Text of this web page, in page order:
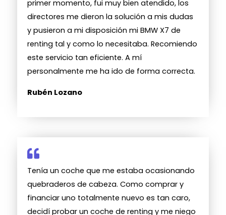
primer momento, fui muy bien atendido, los
directores me dieron la solución a mis dudas
y pusieron a mi disposición mi BMW X7 de
renting tal y como lo necesitaba. Recomiendo
este servicio tan eficiente. A mí
personalmente me ha ido de forma correcta.
Rubén Lozano
Tenía un coche que me estaba ocasionando
quebraderos de cabeza. Como comprar y
financiar uno totalmente nuevo es tan caro,
decidí probar un coche de renting y me niego